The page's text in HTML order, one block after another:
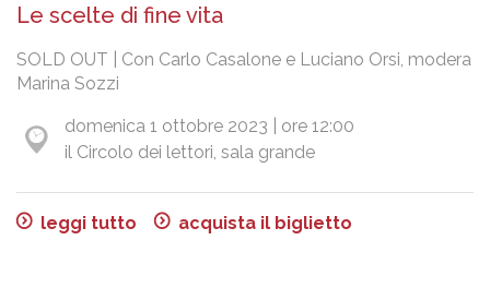
Le scelte di fine vita
SOLD OUT | Con Carlo Casalone e Luciano Orsi, modera
Marina Sozzi
domenica 1 ottobre 2023 | ore 12:00
il Circolo dei lettori, sala grande
leggi tutto acquista il biglietto